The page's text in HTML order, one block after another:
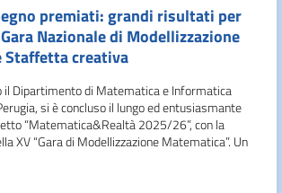
premiati: grandi risultati per
Nazionale di Modellizzazione
Staffetta creativa
il Dipartimento di Matematica e Informatica
si è concluso il lungo ed entusiasmante
“Matematica&Realtà 2025/26”, con la
XV “Gara di Modellizzazione Matematica”. Un